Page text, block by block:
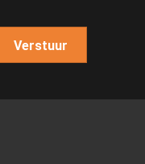
Verstuur